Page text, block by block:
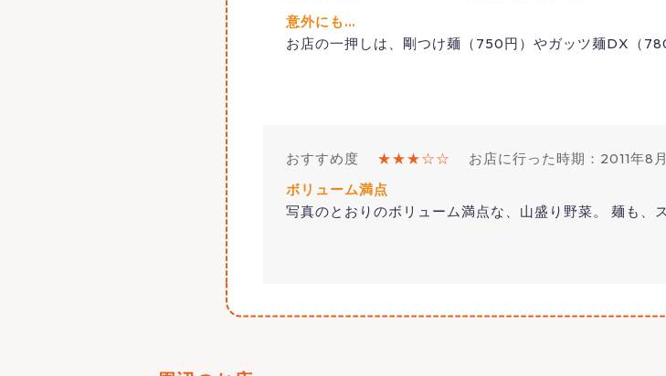
意外にも…
お店の一押しは、剛つけ麺（750円）やガッツ麺DX（
おすすめ度 ★★★☆☆
お店に行った時期：2011年8
ボリューム満点
写真のとおりのボリューム満点な、山盛り野菜。